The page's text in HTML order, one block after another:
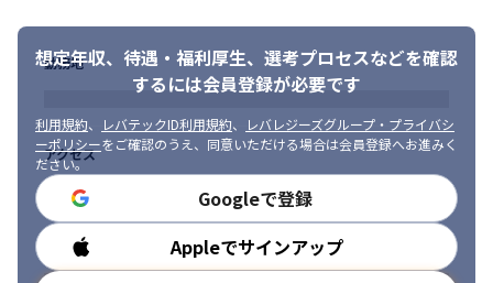
・自律的に課題を発見し、解決に向けて行動できる方
・AIとの協働を通じて、より創造的で効率的な問題解決を実現で
・能力が高いのに、くすぶっている方
想定年収、待遇・福利厚生、 選考プロセスなどを確認
するには会員登録が必要です
利用規約、 レバテックID利用規約、
レバレジーズグループ・プライバシ
ーポリシーをご確認のうえ、同意いただける場合は会員登録へお進みく
ださい。
Googleで登録
Appleでサインアップ
勤務地
アクセス
勤務時間